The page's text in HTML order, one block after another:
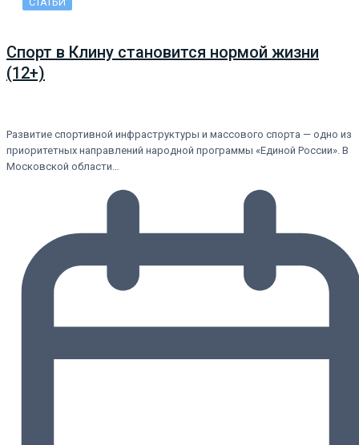
Спорт в Клину становится нормой жизни
(12+)
Развитие спортивной инфраструктуры и массового спорта — одно из
приоритетных направлений народной программы «Единой России». В
Московской области…